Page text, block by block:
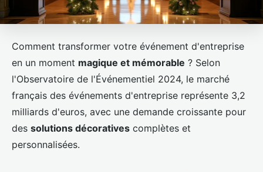
Comment transformer votre événement d'entreprise
en un moment magique et mémorable ? Selon
l'Observatoire de l'Événementiel 2024, le marché
français des événements d'entreprise représente 3,2
milliards d'euros, avec une demande croissante pour
des solutions décoratives complètes et
personnalisées.